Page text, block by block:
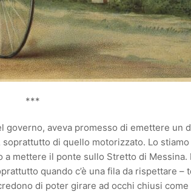
***
governo, aveva promesso di emettere un
di quello motorizzato. Lo
mettere il ponte sullo Stretto di Messina.
quando c’è una fila da rispettare –
di poter girare ad occhi chiusi